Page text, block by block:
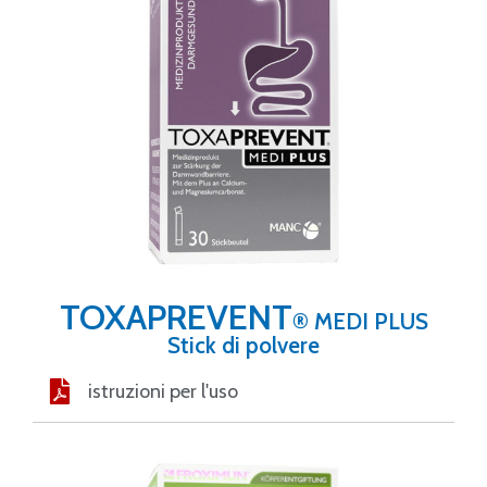
TOXAPREVENT® MEDI PLUS
Stick di polvere
istruzioni per l'uso